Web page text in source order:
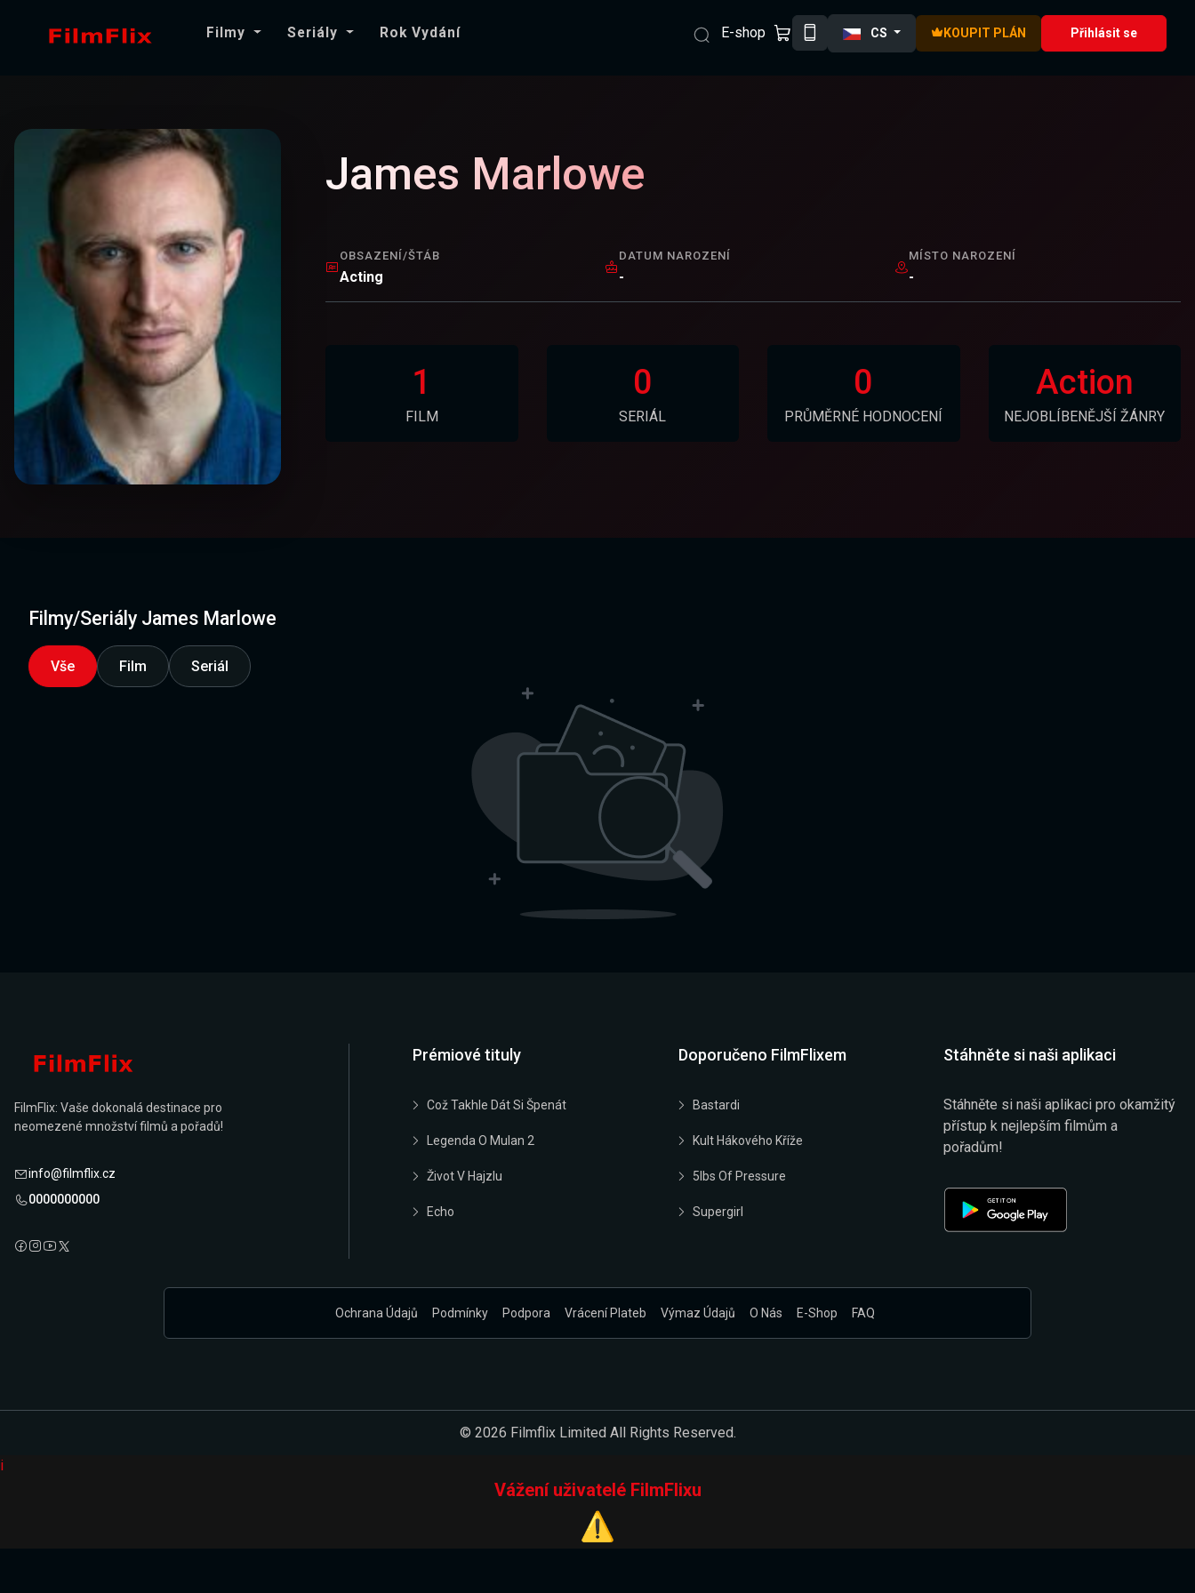
Filmy Seriály Rok Vydání E-shop CS KOUPIT PLÁN Přihlásit se
James Marlowe
OBSAZENÍ/ŠTÁB
Acting
DATUM NAROZENÍ
-
MÍSTO NAROZENÍ
-
1
FILM
0
SERIÁL
0
PRŮMĚRNÉ HODNOCENÍ
Action
NEJOBLÍBENĚJŠÍ ŽÁNRY
Filmy/Seriály James Marlowe
Vše Film Seriál
FilmFlix: Vaše dokonalá destinace pro
neomezené množství filmů a pořadů!
info@filmflix.cz
0000000000
Prémiové tituly
Což Takhle Dát Si Špenát
Legenda O Mulan 2
Život V Hajzlu
Echo
Doporučeno FilmFlixem
Bastardi
Kult Hákového Kříže
5lbs Of Pressure
Supergirl
Stáhněte si naši aplikaci
Stáhněte si naši aplikaci pro okamžitý
přístup k nejlepším filmům a
pořadům!
Ochrana Údajů Podmínky Podpora Vrácení Plateb Výmaz Údajů O Nás E-Shop FAQ
© 2026 Filmflix Limited All Rights Reserved.
i
Vážení uživatelé FilmFlixu
⚠️